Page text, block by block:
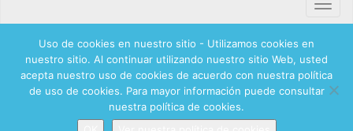
Toggle
Banca mifel 71250 Hadassah Mexico
© 2026 Hadassah International, Ltd. Hadassah, the H logo, the Hadassah International
logo, and Hadassah the Power of Women Who Do are registered trademarks of
Uso de cookies en nuestro sitio - Utilizamos cookies en
nuestro sitio. Al continuar utilizando nuestro sitio Web, usted
acepta nuestro uso de cookies de acuerdo con nuestra política
de uso de cookies. Para mayor información puede consultar
nuestra política de cookies.